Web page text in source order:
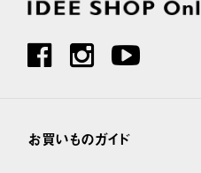
お買いものガイド